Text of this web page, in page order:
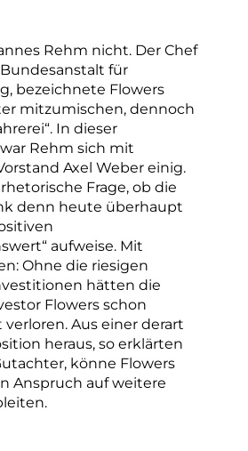
Rehm nicht. Der Chef
für
bezeichnete Flowers
mitzumischen, dennoch
In dieser
Rehm sich mit
Axel Weber einig.
Frage, ob die
denn heute überhaupt
aufweise. Mit
Ohne die riesigen
hätten die
Flowers schon
Aus einer derart
heraus, so erklärten
könne Flowers
Anspruch auf weitere